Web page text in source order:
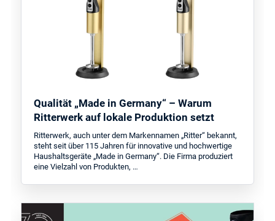
Qualität „Made in Germany“ – Warum
Ritterwerk auf lokale Produktion setzt
Ritterwerk, auch unter dem Markennamen „Ritter“ bekannt,
steht seit über 115 Jahren für innovative und hochwertige
Haushaltsgeräte „Made in Germany“. Die Firma produziert
eine Vielzahl von Produkten, …